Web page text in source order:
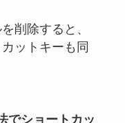
削除すると、
ットキーも同
でショートカッ